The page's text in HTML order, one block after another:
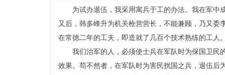
为试办退伍，我采用寓兵于工的办法。我在军
又后，韩多峰升为机关枪营营长，不能兼顾，乃又
在常德二年的工夫，即造就了几百个技术熟练的工
我们治军的人，必须使士兵在军队时为保国卫民
效果。苟不然者，在军队时为害民扰国之兵，退伍